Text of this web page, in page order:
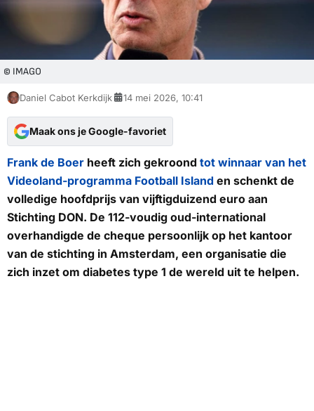
© IMAGO
Daniel Cabot Kerkdijk 14 mei 2026, 10:41
Maak ons je Google-favoriet
Frank de Boer heeft zich gekroond tot winnaar van het
Videoland-programma Football Island en schenkt de
volledige hoofdprijs van vijftigduizend euro aan
Stichting DON. De 112-voudig oud-international
overhandigde de cheque persoonlijk op het kantoor
van de stichting in Amsterdam, een organisatie die
zich inzet om diabetes type 1 de wereld uit te helpen.